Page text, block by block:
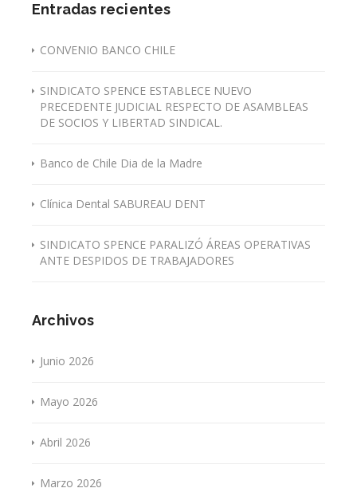
Entradas recientes
CONVENIO BANCO CHILE
SINDICATO SPENCE ESTABLECE NUEVO
PRECEDENTE JUDICIAL RESPECTO DE ASAMBLEAS
DE SOCIOS Y LIBERTAD SINDICAL.
Banco de Chile Dia de la Madre
Clínica Dental SABUREAU DENT
SINDICATO SPENCE PARALIZÓ ÁREAS OPERATIVAS
ANTE DESPIDOS DE TRABAJADORES
Archivos
Junio 2026
Mayo 2026
Abril 2026
Marzo 2026